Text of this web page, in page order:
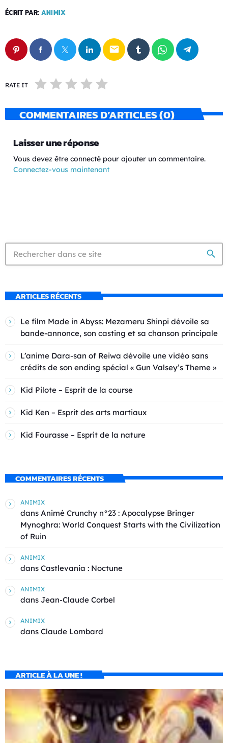
ÉCRIT PAR: ANIMIX
email
RATE IT
COMMENTAIRES D’ARTICLES (0)
Laisser une réponse
Vous devez être connecté pour ajouter un commentaire.
Connectez-vous maintenant
search
ARTICLES RÉCENTS
Le film Made in Abyss: Mezameru Shinpi dévoile sa
bande-annonce, son casting et sa chanson principale
L’anime Dara-san of Reiwa dévoile une vidéo sans
crédits de son ending spécial « Gun Valsey’s Theme »
Kid Pilote – Esprit de la course
Kid Ken – Esprit des arts martiaux
Kid Fourasse – Esprit de la nature
COMMENTAIRES RÉCENTS
ANIMIX
dans Animé Crunchy n°23 : Apocalypse Bringer
Mynoghra: World Conquest Starts with the Civilization
of Ruin
ANIMIX
dans Castlevania : Noctune
ANIMIX
dans Jean-Claude Corbel
ANIMIX
dans Claude Lombard
ARTICLE À LA UNE !